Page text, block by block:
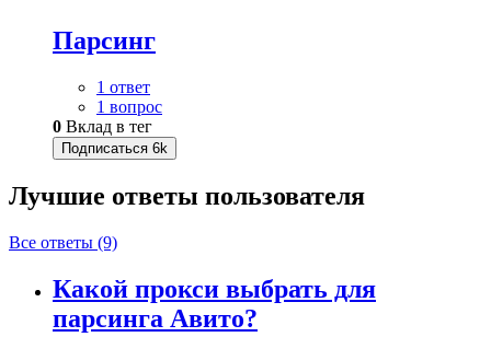
Парсинг
1 ответ
1 вопрос
0 Вклад в тег
Подписаться 6k
Лучшие ответы пользователя
Все ответы (9)
Какой прокси выбрать для
парсинга Авито?